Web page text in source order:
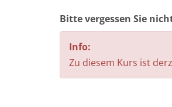
Bitte vergessen Sie
Info:
Zu diesem Kurs ist